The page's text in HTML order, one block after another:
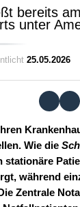
bereits
unter
25.05.2026
Wie die
stationäre
während
Zentrale